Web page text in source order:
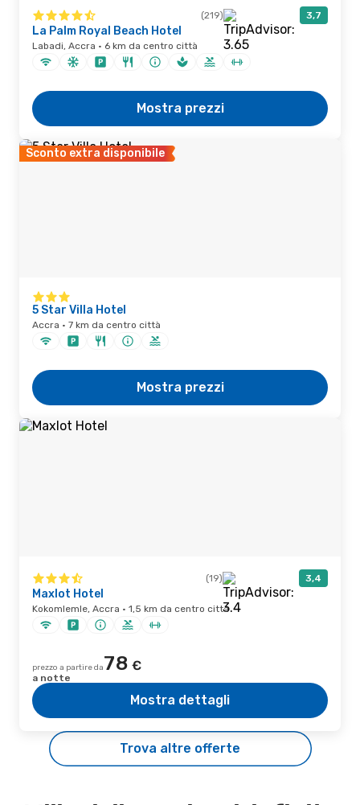
(219) 3,7
La Palm Royal Beach Hotel
Labadi, Accra · 6 km da centro città
Mostra prezzi
Sconto extra disponibile
5 Star Villa Hotel
Accra · 7 km da centro città
Mostra prezzi
(19) 3,4
Maxlot Hotel
Kokomlemle, Accra · 1,5 km da centro città
prezzo a partire da78 €
a notte
Mostra dettagli
Trova altre offerte